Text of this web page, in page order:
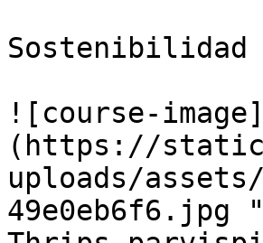
Sostenibilidad
![course-image]
(https://
uploads/